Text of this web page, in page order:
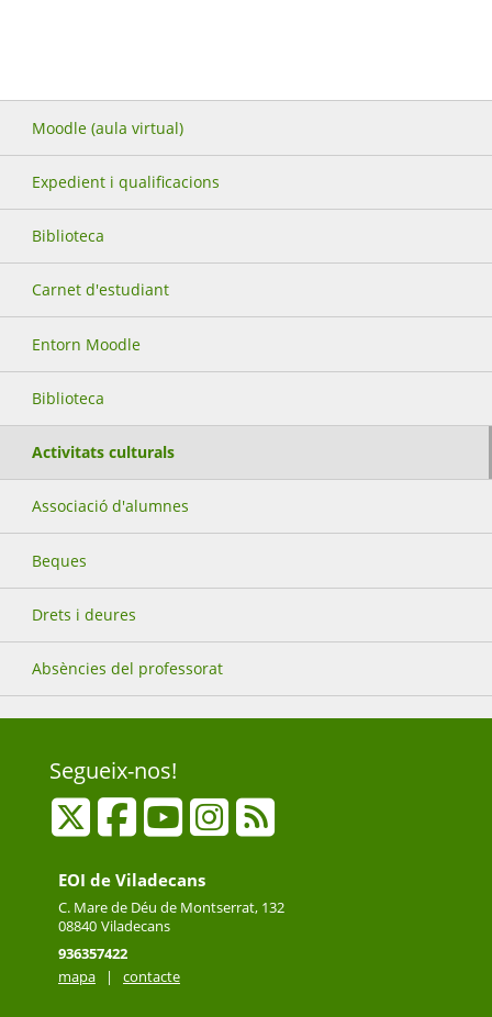
Moodle (aula virtual)
Expedient i qualificacions
Biblioteca
Carnet d'estudiant
Entorn Moodle
Biblioteca
Activitats culturals
Associació d'alumnes
Beques
Drets i deures
Absències del professorat
Segueix-nos!
EOI de Viladecans
C. Mare de Déu de Montserrat, 132
08840 Viladecans
936357422
mapa
| contacte